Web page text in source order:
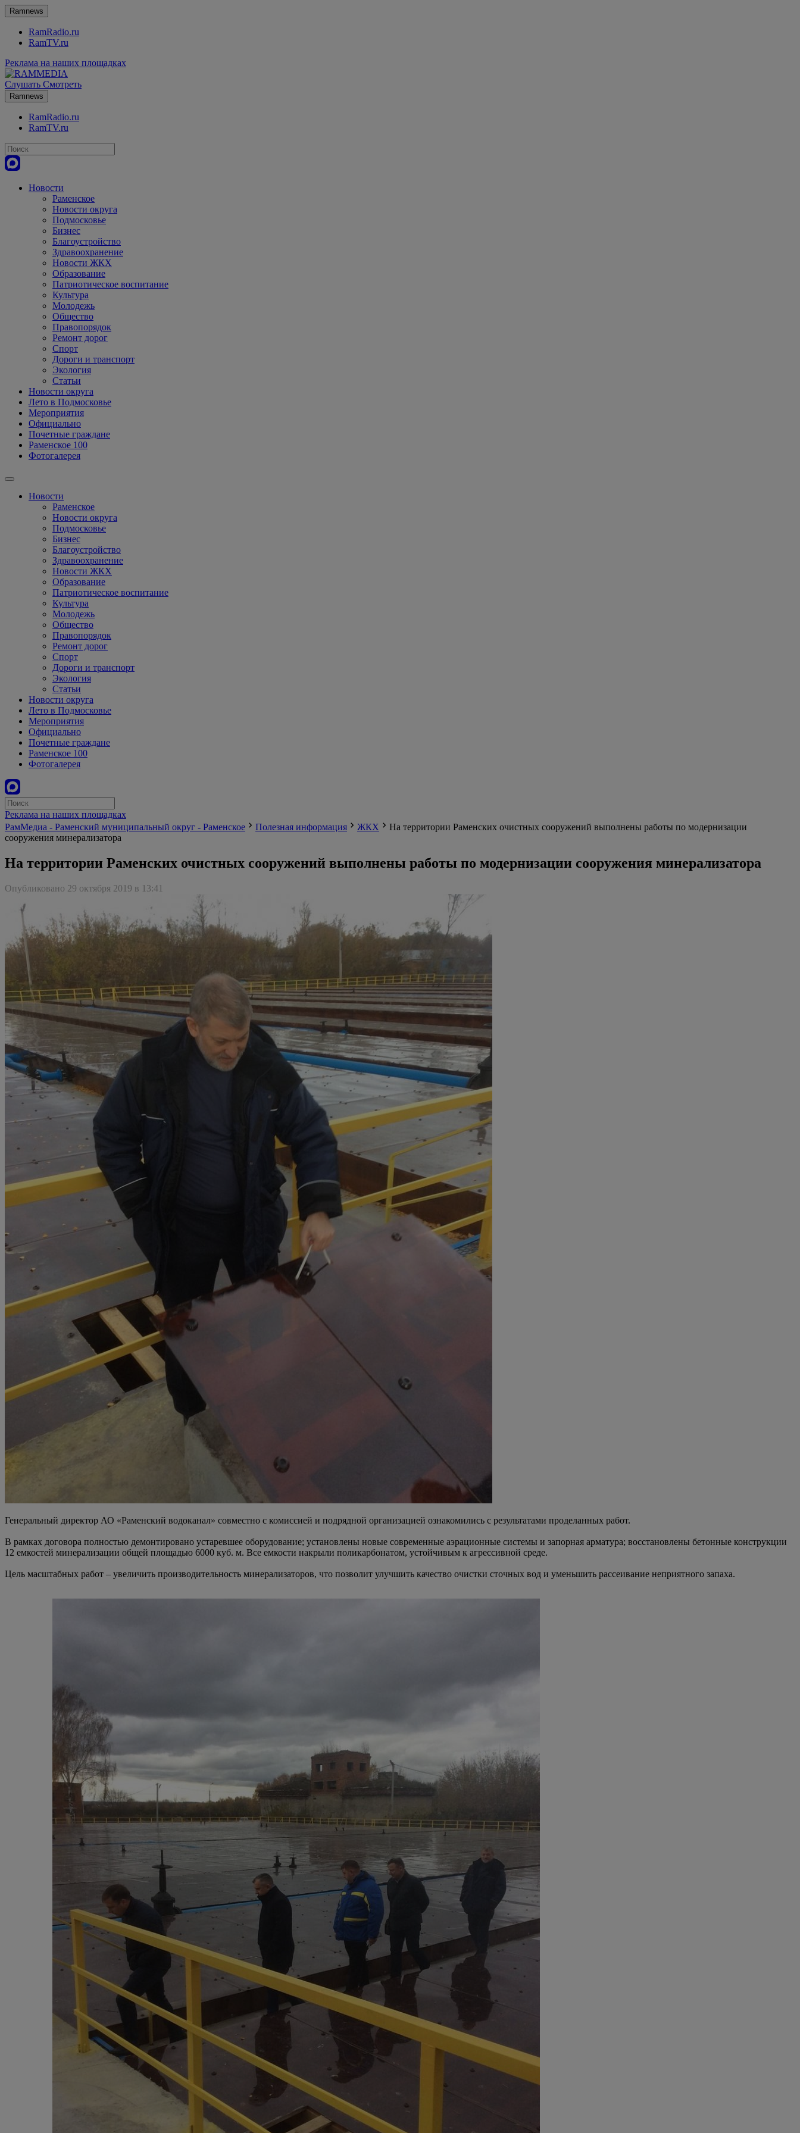
Ramnews
RamRadio.ru
RamTV.ru
Реклама на наших площадках
Слушать Смотреть
Ramnews
RamRadio.ru
RamTV.ru
Новости
Раменское
Новости округа
Подмосковье
Бизнес
Благоустройство
Здравоохранение
Новости ЖКХ
Образование
Патриотическое воспитание
Культура
Молодежь
Общество
Правопорядок
Ремонт дорог
Спорт
Дороги и транспорт
Экология
Статьи
Новости округа
Лето в Подмосковье
Мероприятия
Официально
Почетные граждане
Раменское 100
Фотогалерея
Новости
Раменское
Новости округа
Подмосковье
Бизнес
Благоустройство
Здравоохранение
Новости ЖКХ
Образование
Патриотическое воспитание
Культура
Молодежь
Общество
Правопорядок
Ремонт дорог
Спорт
Дороги и транспорт
Экология
Статьи
Новости округа
Лето в Подмосковье
Мероприятия
Официально
Почетные граждане
Раменское 100
Фотогалерея
Реклама на наших площадках
РамМедиа - Раменский муниципальный округ - Раменское
Полезная информация ЖКХ
На территории Раменских очистных сооружений выполнены работы по модернизации
сооружения минерализатора
На территории Раменских очистных сооружений выполнены работы по модернизации сооружения минерализатора
Опубликовано 29 октября 2019 в 13:41
Генеральный директор АО «Раменский водоканал» совместно с комиссией и подрядной организацией ознакомились с результатами проделанных работ.
В рамках договора полностью демонтировано устаревшее оборудование; установлены новые современные аэрационные системы и запорная арматура; восстановлены бетонные конструкции
12 емкостей минерализации общей площадью 6000 куб. м. Все емкости накрыли поликарбонатом, устойчивым к агрессивной среде.
Цель масштабных работ – увеличить производительность минерализаторов, что позволит улучшить качество очистки сточных вод и уменьшить рассеивание неприятного запаха.